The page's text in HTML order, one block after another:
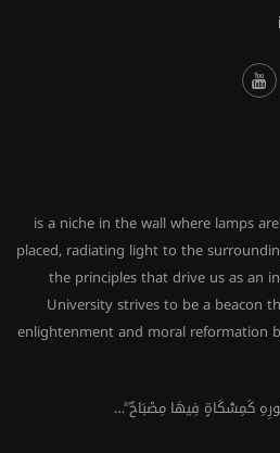
In Arabic, “Mishkah” (مشكاة) is a niche in the wall where lamps are
placed, radiating light to the
the principles that drive us as an
University strives to be a beacon
enlightenment and moral reformation
كَمِشْكَاةٍ فِيهَا مِصْبَاحٌ ۖ…